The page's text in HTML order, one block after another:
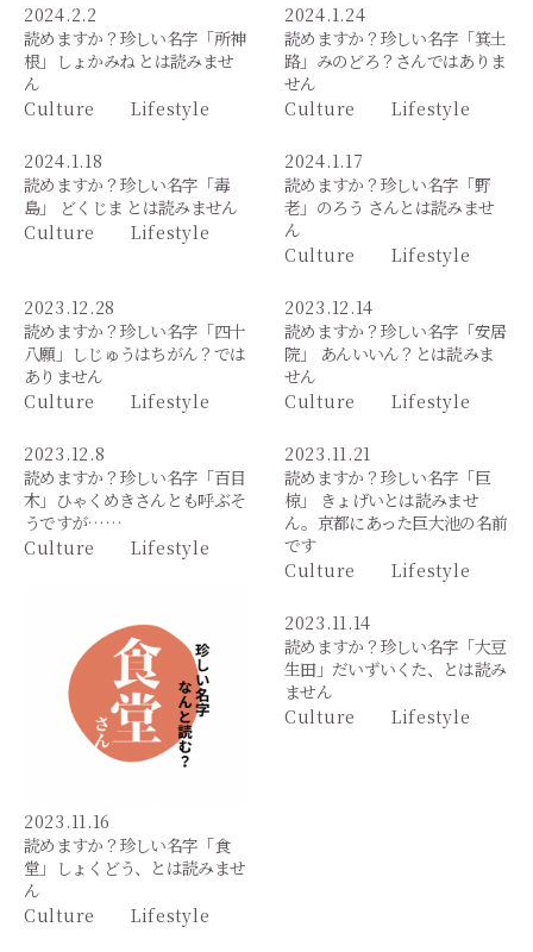
2024.2.2
読めますか？珍しい名字「所神
根」しょかみね とは読みませ
ん
Culture
Lifestyle
2024.1.24
読めますか？珍しい名字「箕土
路」みのどろ？さんではありま
せん
Culture
Lifestyle
2024.1.18
読めますか？珍しい名字「毒
島」 どくじま とは読みません
Culture
Lifestyle
2024.1.17
読めますか？珍しい名字「野
老」のろう さんとは読みませ
ん
Culture
Lifestyle
2023.12.28
読めますか？珍しい名字「四十
八願」しじゅうはちがん？では
ありません
Culture
Lifestyle
2023.12.14
読めますか？珍しい名字「安居
院」 あんいいん？とは読みま
せん
Culture
Lifestyle
2023.12.8
読めますか？珍しい名字「百目
木」ひゃくめきさんとも呼ぶそ
うですが……
Culture
Lifestyle
2023.11.21
読めますか？珍しい名字「巨
椋」 きょげいとは読みませ
ん。京都にあった巨大池の名前
です
Culture
Lifestyle
2023.11.16
読めますか？珍しい名字「食
堂」しょくどう、とは読みませ
ん
Culture
Lifestyle
2023.11.14
読めますか？珍しい名字「大豆
生田」だいずいくた、とは読み
ません
Culture
Lifestyle